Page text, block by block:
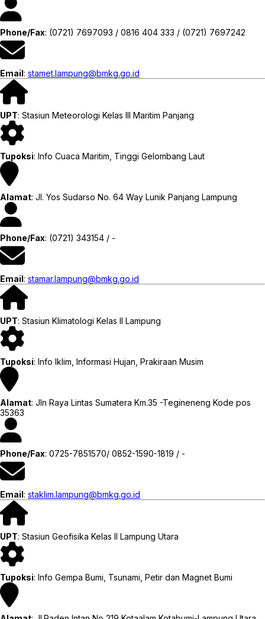
Phone/Fax: (0721) 7697093 / 0816 404 333 / (0721) 7697242
Email: stamet.lampung@bmkg.go.id
UPT: Stasiun Meteorologi Kelas III Maritim Panjang
Tupoksi: Info Cuaca Maritim, Tinggi Gelombang Laut
Alamat: Jl. Yos Sudarso No. 64 Way Lunik Panjang Lampung
Phone/Fax: (0721) 343154 / -
Email: stamar.lampung@bmkg.go.id
UPT: Stasiun Klimatologi Kelas II Lampung
Tupoksi: Info Iklim, Informasi Hujan, Prakiraan Musim
Alamat: Jln Raya Lintas Sumatera Km.35 -Tegineneng Kode pos
35363
Phone/Fax: 0725-7851570/ 0852-1590-1819 / -
Email: staklim.lampung@bmkg.go.id
UPT: Stasiun Geofisika Kelas II Lampung Utara
Tupoksi: Info Gempa Bumi, Tsunami, Petir dan Magnet Bumi